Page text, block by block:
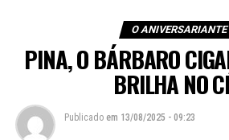
O ANIVERSARIANTE
PINA, O BÁRBARO
BRILHA NO
Publicado em 13/08/2025 - 09:23